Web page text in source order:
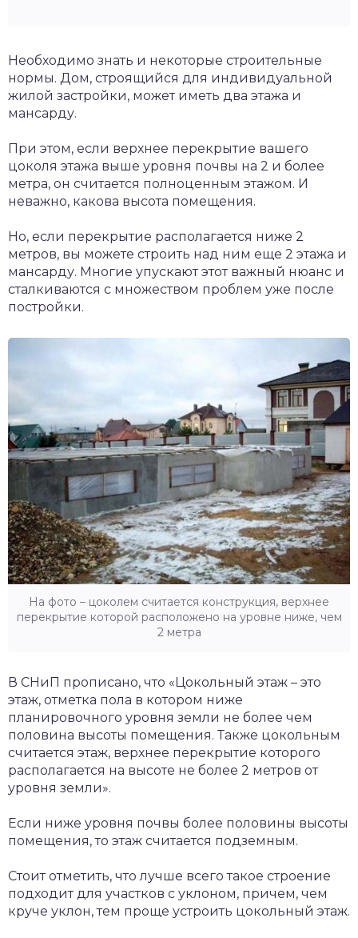
Необходимо знать и некоторые строительные
нормы. Дом, строящийся для индивидуальной
жилой застройки, может иметь два этажа и
мансарду.
При этом, если верхнее перекрытие вашего
цоколя этажа выше уровня почвы на 2 и более
метра, он считается полноценным этажом. И
неважно, какова высота помещения.
Но, если перекрытие располагается ниже 2
метров, вы можете строить над ним еще 2 этажа и
мансарду. Многие упускают этот важный нюанс и
сталкиваются с множеством проблем уже после
постройки.
На фото – цоколем считается конструкция, верхнее
перекрытие которой расположено на уровне ниже, чем
2 метра
В СНиП прописано, что «Цокольный этаж – это
этаж, отметка пола в котором ниже
планировочного уровня земли не более чем
половина высоты помещения. Также цокольным
считается этаж, верхнее перекрытие которого
располагается на высоте не более 2 метров от
уровня земли».
Если ниже уровня почвы более половины высоты
помещения, то этаж считается подземным.
Стоит отметить, что лучше всего такое строение
подходит для участков с уклоном, причем, чем
круче уклон, тем проще устроить цокольный этаж.